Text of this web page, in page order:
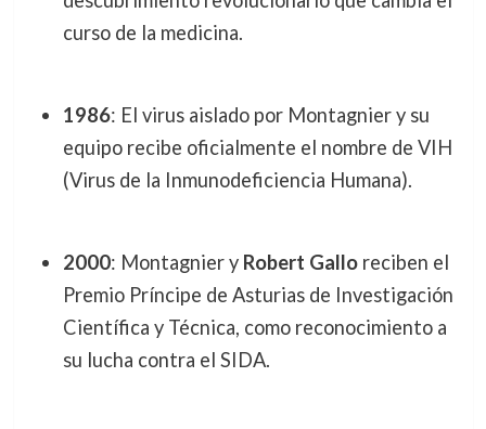
curso de la medicina.
1986: El virus aislado por Montagnier y su
equipo recibe oficialmente el nombre de VIH
(Virus de la Inmunodeficiencia Humana).
2000: Montagnier y Robert Galloreciben el
Premio Príncipe de Asturias de Investigación
Científica y Técnica, como reconocimiento a
su lucha contra el SIDA.